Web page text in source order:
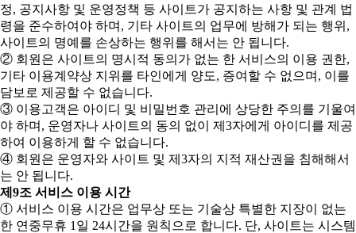
정, 공지사항 및 운영정책 등 사이트가 공지하는 사항 및 관계 법
령을 준수하여야 하며, 기타 사이트의 업무에 방해가 되는 행위,
사이트의 명예를 손상하는 행위를 해서는 안 됩니다.
② 회원은 사이트의 명시적 동의가 없는 한 서비스의 이용 권한,
기타 이용계약상 지위를 타인에게 양도, 증여할 수 없으며, 이를
담보로 제공할 수 없습니다.
③ 이용고객은 아이디 및 비밀번호 관리에 상당한 주의를 기울여
야 하며, 운영자나 사이트의 동의 없이 제3자에게 아이디를 제공
하여 이용하게 할 수 없습니다.
④ 회원은 운영자와 사이트 및 제3자의 지적 재산권을 침해해서
는 안 됩니다.
제9조 서비스 이용 시간
① 서비스 이용 시간은 업무상 또는 기술상 특별한 지장이 없는
한 연중무휴 1일 24시간을 원칙으로 합니다. 단, 사이트는 시스템